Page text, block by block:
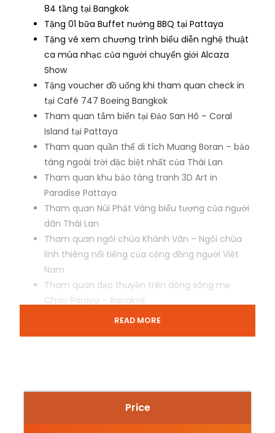
Price
84 tầng tại Bangkok
Tặng 01 bữa Buffet nướng BBQ tại Pattaya
Tặng vé xem chương trình biểu diễn nghệ thuật
ca múa nhạc của người chuyển giới Alcaza
Show
Tặng voucher đồ uống khi tham quan check in
tại Café 747 Boeing Bangkok
Tham quan tắm biển tại Đảo San Hô – Coral
Island tại Pattaya
Tham quan quần thể di tích Muang Boran – bảo
tàng ngoài trời đặc biệt nhất của Thái Lan
Tham quan khu bảo tàng tranh 3D Art in
Paradise Pattaya
Tham quan Núi Phật Vàng biểu tượng của người
dân Thái Lan
Tham quan ngôi chùa Khánh Vân – Ngôi chùa
linh thiêng nổi tiếng của cộng đồng người Việt
Nam
Tham quan dạo thuyền trên dòng sông mẹ
Chao Paraya – Bangkok
Tham quan danh thắng Chùa Thuyền – Wat
7kg xách tay
Tặng gói bảo hiểm du lịch quốc tế với mức đền
bù lên tới 10,000 usd/1 sự vụ.
READ MORE